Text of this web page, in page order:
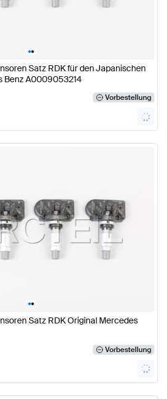
••
Satz RDK für den Japanischen
Benz A0009053214
Vorbestellung
••
Satz RDK Original Mercedes
Vorbestellung